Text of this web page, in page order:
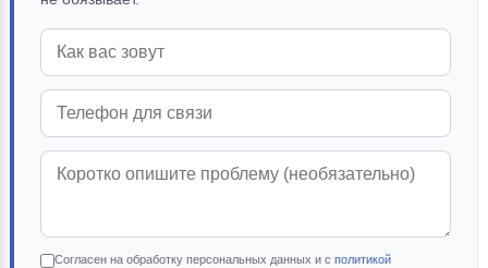
Согласен на обработку персональных данных и с политикой